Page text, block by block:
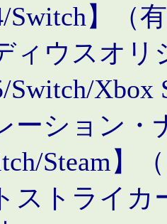
Switch】（
ィウスオリ
Switch/
ーション・
Steam】
ストライカ